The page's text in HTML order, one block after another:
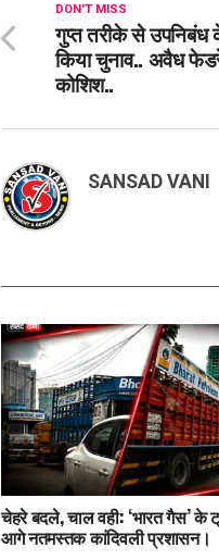
DON'T MISS
गुप्त तरीके से
किया चुनाव.. अवैध
कोशिश..
SANSAD VANI
चेहरे बदले, चाल वही: ‘भारत गैस’ के
आगे नतमस्तक कांदिवली प्रशासन।